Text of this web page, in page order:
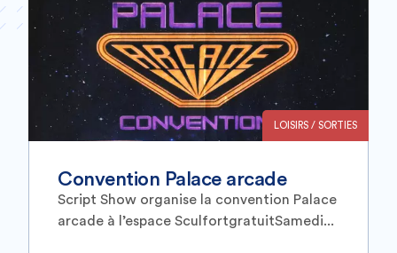
LOISIRS / SORTIES
Convention Palace arcade
Script Show organise la convention Palace
arcade à l’espace SculfortgratuitSamedi...